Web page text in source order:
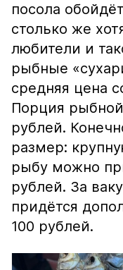
посола
столько же
любители и
рыбные
средняя цена
Порция
рублей.
размер:
рыбу можно
рублей. За
придётся
100 рублей.